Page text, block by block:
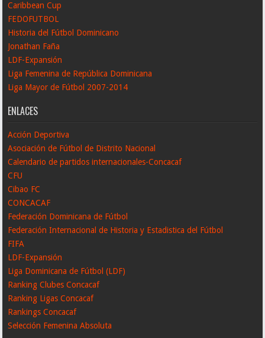
Caribbean Cup
FEDOFUTBOL
Historia del Fútbol Dominicano
Jonathan Faña
LDF-Expansión
Liga Femenina de República Dominicana
Liga Mayor de Fútbol 2007-2014
ENLACES
Acción Deportiva
Asociación de Fútbol de Distrito Nacional
Calendario de partidos internacionales-Concacaf
CFU
Cibao FC
CONCACAF
Federación Dominicana de Fútbol
Federación Internacional de Historia y Estadistica del Fútbol
FIFA
LDF-Expansión
Liga Dominicana de Fútbol (LDF)
Ranking Clubes Concacaf
Ranking Ligas Concacaf
Rankings Concacaf
Selección Femenina Absoluta